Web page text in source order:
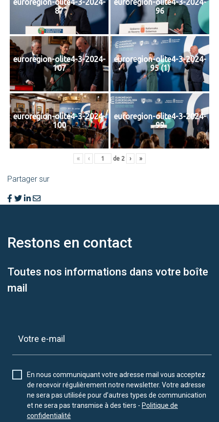
euroregion-olite4-3-2024-
87
euroregion-olite4-3-2024-
96
euroregion-olite4-3-2024-
107
euroregion-olite4-3-2024-
95 (1)
euroregion-olite4-3-2024-
100
euroregion-olite4-3-2024-
99
« ‹ de 2 › »
Partager sur
Restons en contact
Toutes nos informations dans votre boîte
mail
En nous communiquant votre adresse mail vous acceptez
de recevoir régulièrement notre newsletter. Votre adresse
ne sera pas utilisée pour d’autres types de communication
et ne sera pas transmise à des tiers - Politique de
confidentialité